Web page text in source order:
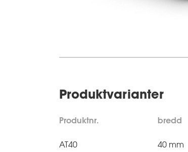
Produktvarianter
Produktnr. bredd
AT40 40 mm